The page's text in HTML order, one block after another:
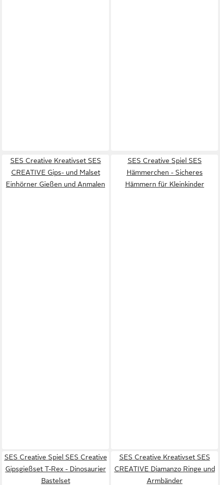
SES Creative Kreativset SES
CREATIVE Gips- und Malset
Einhörner Gießen und Anmalen
SES Creative Spiel SES
Hämmerchen - Sicheres
Hämmern für Kleinkinder
SES Creative Spiel SES Creative
Gipsgießset T-Rex - Dinosaurier
Bastelset
SES Creative Kreativset SES
CREATIVE Diamanzo Ringe und
Armbänder